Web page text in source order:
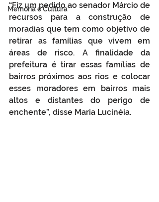
Memória e Cultura
“Fiz um pedido ao senador Márcio de
recursos para a construção de
moradias que tem como objetivo de
retirar as famílias que vivem em
áreas de risco. A finalidade da
prefeitura é tirar essas famílias de
bairros próximos aos rios e colocar
esses moradores em bairros mais
altos e distantes do perigo de
enchente”, disse Maria Lucinéia.